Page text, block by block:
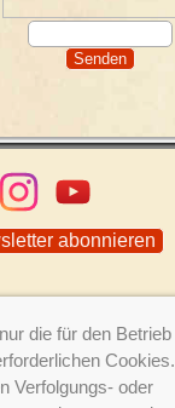
die für den Betrieb
Cookies.
Verfolgungs- oder
abonnieren